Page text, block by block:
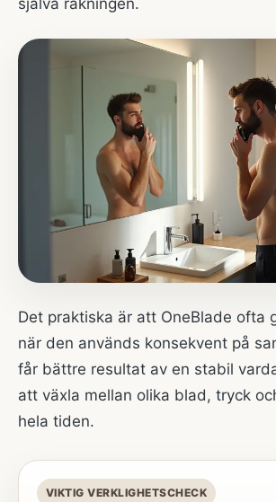
själva rakningen.
Det praktiska är att OneBlade ofta
när den används konsekvent på
får bättre resultat av en stabil
att växla mellan olika blad, tryck
hela tiden.
VIKTIG VERKLIGHETSCHECK